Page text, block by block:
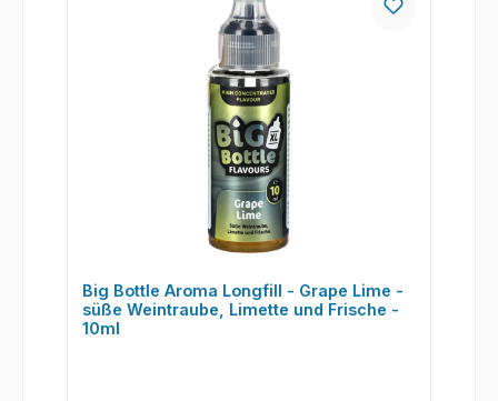
Big Bottle Aroma Longfill - Grape Lime -
süße Weintraube, Limette und Frische -
10ml